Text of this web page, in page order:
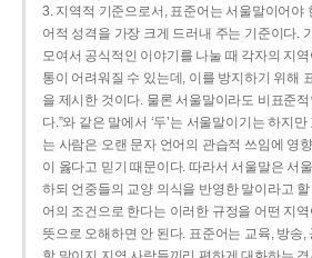
3. 지역적 기준으로서, 표준어는 서울말이어야
어적 성격을 가장 크게 드러내 주는 기준이다.
모여서 공식적인 이야기를 나눌 때 각자의 지
통이 어려워질 수 있는데, 이를 방지하기 위해
을 제시한 것이다. 물론 서울말이라도 비표준
다.”와 같은 말에서 ‘두’는 서울말이기는 하지
는 사람은 오랜 문자 언어의 관습적 쓰임에 영향
이 옳다고 믿기 때문이다. 따라서 서울말은 서
하되 언중들의 교양 의식을 반영한 말이라고
어의 조건으로 한다는 이러한 규정을 어떤 지
뜻으로 오해하면 안 된다. 표준어는 교육, 방송